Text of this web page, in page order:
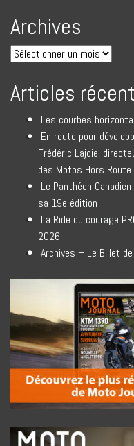
Archives
Articles
Les courbes
En route pour
Frédéric Lajoie,
des Motos Hors Route
Le Panthéon
sa 19e édition
La Ride du courage
2026!
Archives – Le Billet